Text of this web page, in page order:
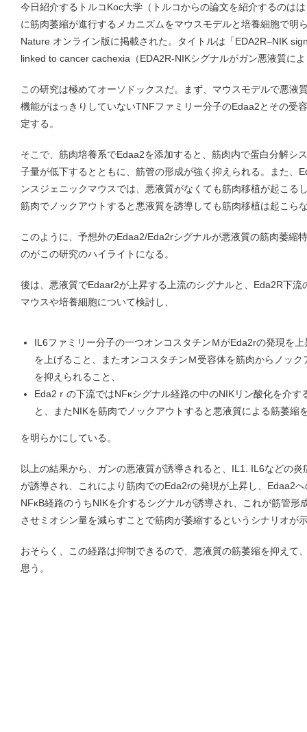
今日紹介するトルコKoc大学（トルコからの論文を紹介するのは
に筋肉萎縮が進行するメカニズムをマウスモデルと培養細胞で明
Nature オンライン版に掲載された。タイトルは「EDA2R–NIK
linked to cancer cachexia（EDA2R-NIKシグナルがガン悪液質に
この研究は極めてオーソドックスだ。まず、マウスモデルで悪液
機能がはっきりしていないTNFファミリー分子のEdaa2とその受
定する。
そこで、筋肉培養系でEdaa2を添加すると、筋肉内で蛋白分解シ
子量が低下するとともに、筋管の形成が強く抑えられる。また、
ンスジェニックマウスでは、悪液質がなくても筋肉移植が起こる
筋肉でノックアウトすると悪液質を誘導しても筋肉移植は起こら
このように、予想外のEdaa2/Eda2rシグナルが悪液質の筋肉萎縮
のがこの研究のハイライトになる。
後は、悪液質でEdaar2が上昇する上流のシグナルと、Eda2R下
マウスや培養細胞について検討し、
IL6ファミリー分子の一つオンコスタチンＭがEda2rの発現を
を上げること、またオンコスタチンＭ受容体を筋肉からノッ
を抑えられること、
Eda2ｒの下流ではNFκシグナル経路の中のNIKリン酸化を介
と、またNIKを筋肉でノックアウトすると悪液質による筋萎縮
を明らかにしている。
以上の結果から、ガンの悪液質が誘導されると、IL1. IL6などの
が誘導され、これにより筋肉でのEda2rの発現が上昇し、Edaa2
NFκB経路のうちNIKを介するシグナルが誘導され、これが筋管形
させミオシン量を減らすことで筋肉が萎縮するというシナリオが
おそらく、この経路は抑制できるので、悪液質の筋萎縮を抑えて
思う。